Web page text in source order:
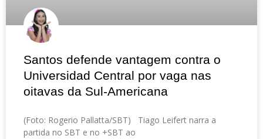
Santos defende vantagem contra o
Universidad Central por vaga nas
oitavas da Sul-Americana
(Foto: Rogerio Pallatta/SBT) Tiago Leifert narra a
partida no SBT e no +SBT ao